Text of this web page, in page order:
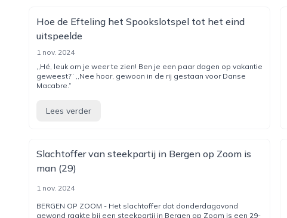
Hoe de Efteling het Spookslotspel tot het eind
uitspeelde
1 nov. 2024
,,Hé, leuk om je weer te zien! Ben je een paar dagen op vakantie
geweest?” ,,Nee hoor, gewoon in de rij gestaan voor Danse
Macabre.”
Lees verder
Slachtoffer van steekpartij in Bergen op Zoom is
man (29)
1 nov. 2024
BERGEN OP ZOOM - Het slachtoffer dat donderdagavond
gewond raakte bij een steekpartij in Bergen op Zoom is een 29-